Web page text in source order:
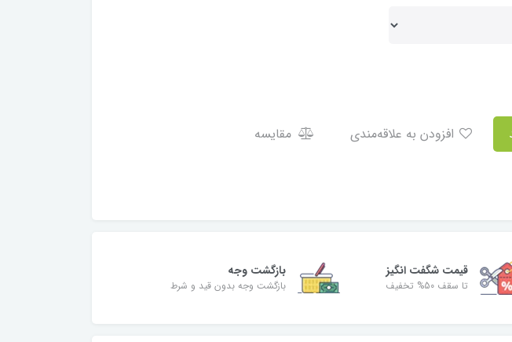
مقایسه
قیمت شگفت انگیز
تا سقف 50% تخفیف
بازگشت وجه
بازگشت وجه بدون قید و شرط